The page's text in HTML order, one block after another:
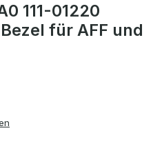
111-01220
für AFF und